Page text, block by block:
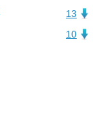
13
10